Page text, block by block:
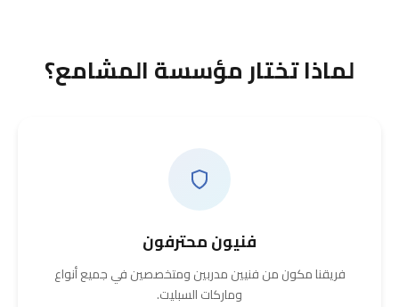
لماذا تختار مؤسسة المشامع؟
فنيون محترفون
فريقنا مكون من فنيين مدربين ومتخصصين في جميع أنواع
وماركات السبليت.